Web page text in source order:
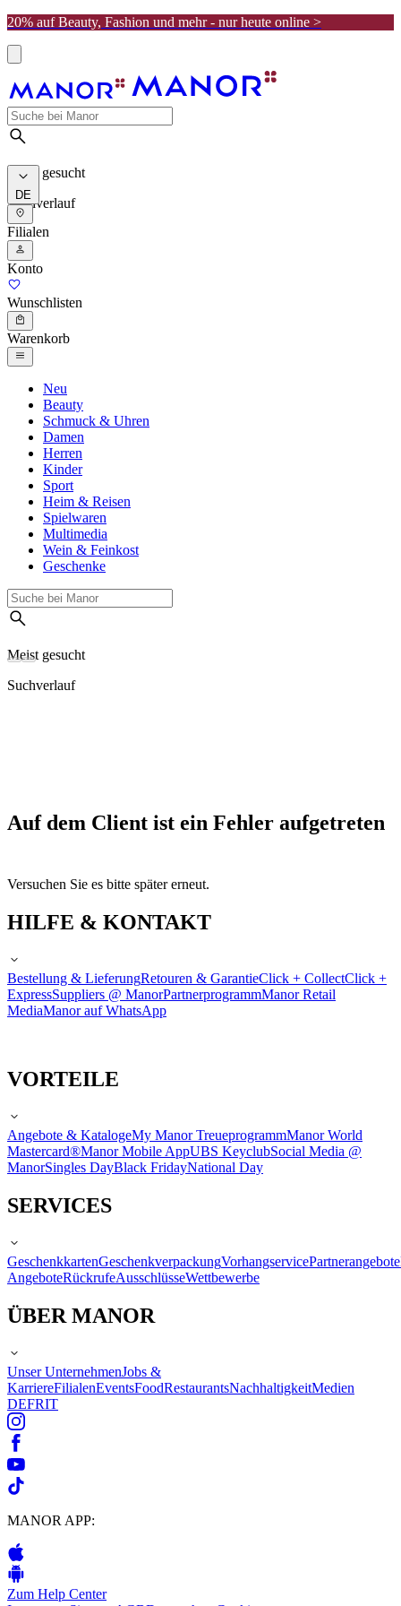
20% auf Beauty, Fashion und mehr - nur heute online >
Meist gesucht
Suchverlauf
DE
Filialen
Konto
Wunschlisten
Warenkorb
Neu
Beauty
Schmuck & Uhren
Damen
Herren
Kinder
Sport
Heim & Reisen
Spielwaren
Multimedia
Wein & Feinkost
Geschenke
Meist gesucht
Suchverlauf
Auf dem Client ist ein Fehler aufgetreten
Versuchen Sie es bitte später erneut.
HILFE & KONTAKT
Bestellung & LieferungRetouren & GarantieClick + CollectClick +
ExpressSuppliers @ ManorPartnerprogrammManor Retail
MediaManor auf WhatsApp
VORTEILE
Angebote & KatalogeMy Manor TreueprogrammManor World
Mastercard®Manor Mobile AppUBS KeyclubSocial Media @
ManorSingles DayBlack FridayNational Day
SERVICES
GeschenkkartenGeschenkverpackungVorhangservicePartnerangebote
AngeboteRückrufeAusschlüsseWettbewerbe
ÜBER MANOR
Unser UnternehmenJobs &
KarriereFilialenEventsFoodRestaurantsNachhaltigkeitMedien
DEFRIT
MANOR APP:
Zum Help Center